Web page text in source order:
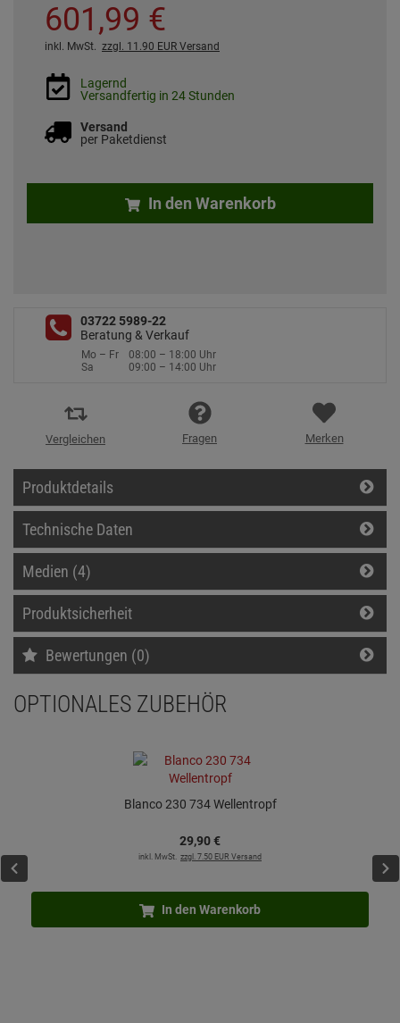
601,99 €
inkl. MwSt. zzgl. 11.90 EUR Versand
Lagernd
Versandfertig in 24 Stunden
Versand
per Paketdienst
In den Warenkorb
03722 5989-22
Beratung & Verkauf
Mo – Fr
08:00 – 18:00 Uhr
Sa
09:00 – 14:00 Uhr
Vergleichen Fragen Merken
Produktdetails
Technische Daten
Medien (4)
Produktsicherheit
Bewertungen (0)
OPTIONALES ZUBEHÖR
Blanco 230 734 Wellentropf
29,90€
inkl. MwSt. zzgl. 7.50 EUR Versand
In den Warenkorb